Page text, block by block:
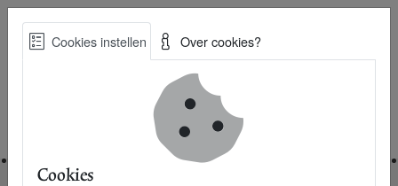
Skip
Best Practices voor een duurzame toekomst
Cookies instellen Over cookies?
Cookies